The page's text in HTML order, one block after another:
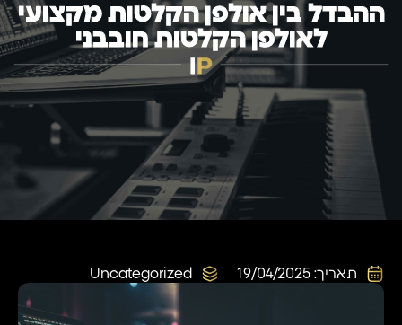
ההבדל בין אולפן הקלטות מקצועי
לאולפן הקלטות חובבני
תאריך: 19/04/2025
Uncategorized